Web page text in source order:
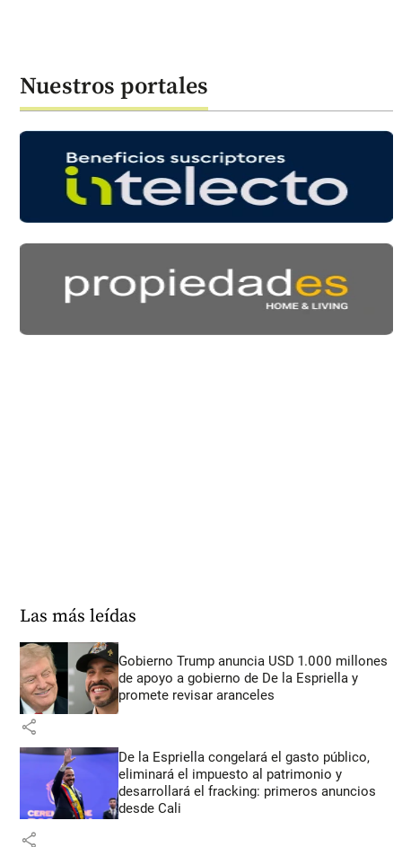
Nuestros portales
Las más leídas
Gobierno Trump anuncia USD 1.000 millones
de apoyo a gobierno de De la Espriella y
promete revisar aranceles
share
De la Espriella congelará el gasto público,
eliminará el impuesto al patrimonio y
desarrollará el fracking: primeros anuncios
desde Cali
share